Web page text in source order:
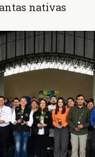
nativas